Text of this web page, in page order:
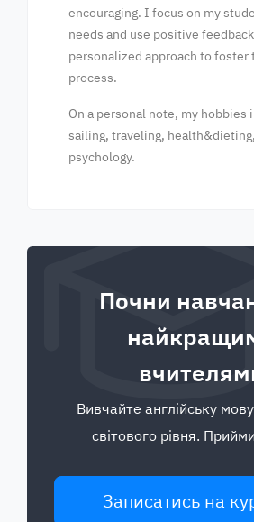
encouraging. I focus on my
needs and use positive
personalized approach to foster
process.
On a personal note, my hobbies
sailing, traveling,
psychology.
Почни
Вивчайте англійську
світового рівня.
Записатись на